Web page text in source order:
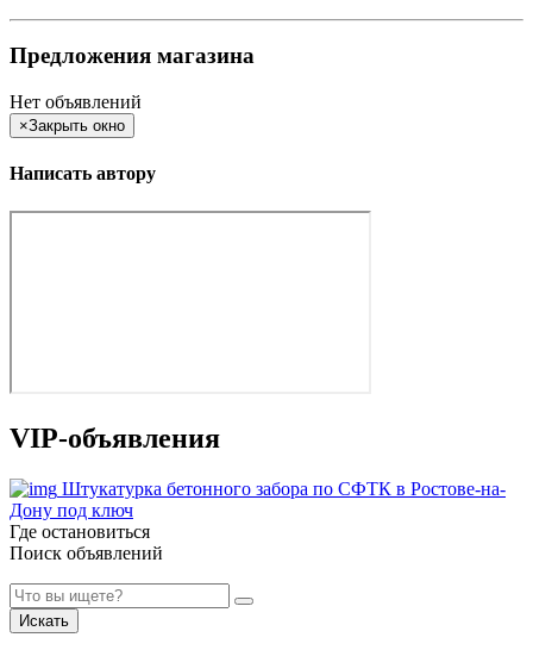
Предложения магазина
Нет объявлений
×Закрыть окно
Написать автору
VIP-объявления
Штукатурка бетонного забора по СФТК в Ростове-на-
Дону под ключ
Где остановиться
Поиск объявлений
Искать